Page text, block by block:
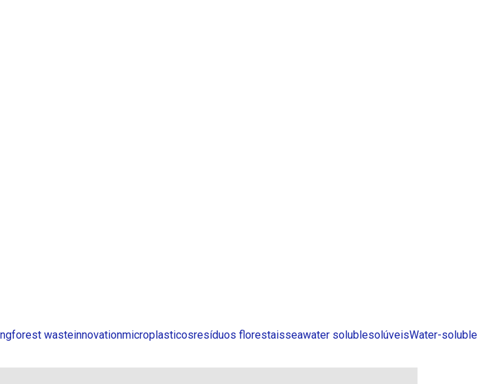
forest wasteinnovationmicroplasticosresíduos florestaisseawater solublesolúveisWater-soluble